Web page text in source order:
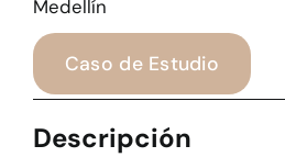
Medellín
Caso de Estudio
Descripción